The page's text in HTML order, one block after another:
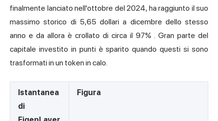
finalmente lanciato nell'ottobre del 2024, ha raggiunto il suo
massimo storico di 5,65 dollari a dicembre dello stesso
anno e da allora è crollato di circa il 97% . Gran parte del
capitale investito in punti è sparito quando questi si sono
trasformati in un token in calo.
Istantanea
di
Figura